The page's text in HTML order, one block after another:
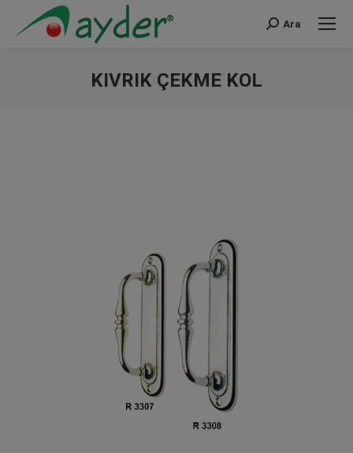
Search:
Ara
KIVRIK ÇEKME KOL